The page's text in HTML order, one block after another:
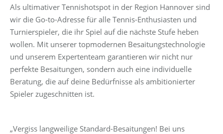
Als ultimativer Tennishotspot in der Region Hannover sind
wir die Go-to-Adresse für alle Tennis-Enthusiasten und
Turnierspieler, die ihr Spiel auf die nächste Stufe heben
wollen. Mit unserer topmodernen Besaitungstechnologie
und unserem Expertenteam garantieren wir nicht nur
perfekte Besaitungen, sondern auch eine individuelle
Beratung, die auf deine Bedürfnisse als ambitionierter
Spieler zugeschnitten ist.
„Vergiss langweilige Standard-Besaitungen! Bei uns